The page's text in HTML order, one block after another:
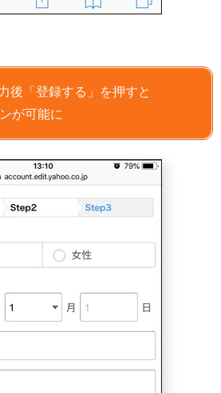
後「登録する」を押すと
が可能に